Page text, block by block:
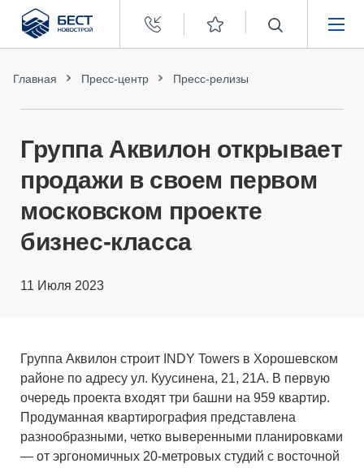
Бест
Новострой
ПОКУПАТЕЛЯМ
ЗАСТРОЙЩИКАМ
О КОМПАНИИ
Главная Пресс-центр Пресс-релизы
Группа Аквилон открывает
продажи в своем первом
московском проекте
бизнес-класса
11 Июля 2023
Группа Аквилон строит INDY Towers в Хорошевском
районе по адресу ул. Куусинена, 21, 21А. В первую
очередь проекта входят три башни на 959 квартир.
Продуманная квартирография представлена
разнообразными, четко выверенными планировками
— от эргономичных 20-метровых студий с восточной